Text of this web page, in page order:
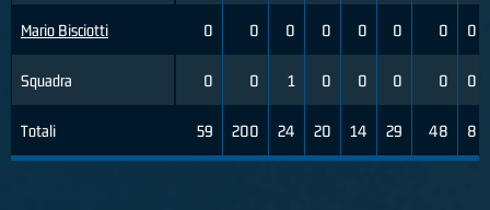
Mario Bisciotti
Squadra
Totali
0 0 0 0 0 0 0 0
0 0 1 0 0 0 0 0
59 200 24 20 14 29 48 8